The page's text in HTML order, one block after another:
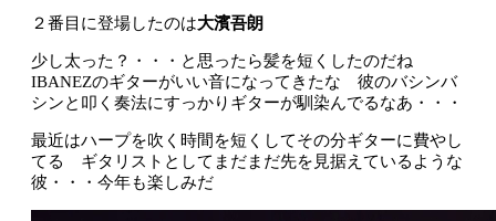
２番目に登場したのは大濱吾朗
少し太った？・・・と思ったら髪を短くしたのだね
IBANEZのギターがいい音になってきたな 彼のバシンバ
シンと叩く奏法にすっかりギターが馴染んでるなあ・・・
最近はハープを吹く時間を短くしてその分ギターに費やし
てる ギタリストとしてまだまだ先を見据えているような
彼・・・今年も楽しみだ